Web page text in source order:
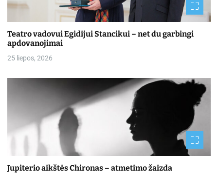
Teatro vadovui Egidijui Stancikui – net du garbingi
apdovanojimai
25 liepos, 2026
Jupiterio aikštės Chironas – atmetimo žaizda